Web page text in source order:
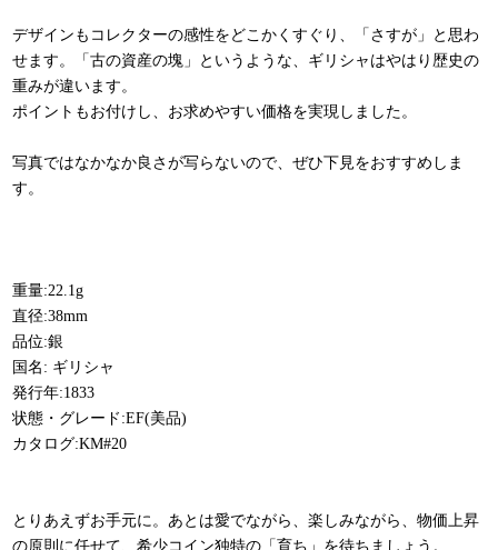
デザインもコレクターの感性をどこかくすぐり、「さすが」と思わ
せます。「古の資産の塊」というような、ギリシャはやはり歴史の
重みが違います。
ポイントもお付けし、お求めやすい価格を実現しました。
写真ではなかなか良さが写らないので、ぜひ下見をおすすめしま
す。
重量:22.1g
直径:38mm
品位:銀
国名: ギリシャ
発行年:1833
状態・グレード:EF(美品)
カタログ:KM#20
とりあえずお手元に。あとは愛でながら、楽しみながら、物価上昇
の原則に任せて、希少コイン独特の「育ち」を待ちましょう。